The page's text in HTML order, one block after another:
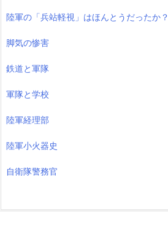
陸軍の「兵站軽視」はほんとうだったか？
脚気の惨害
鉄道と軍隊
軍隊と学校
陸軍経理部
陸軍小火器史
自衛隊警務官